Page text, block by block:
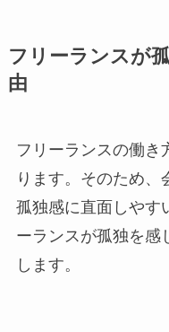
フリーランスが
由
フリーランスの働き
ります。そのため、
孤独感に直面しやす
ーランスが孤独を感
します。